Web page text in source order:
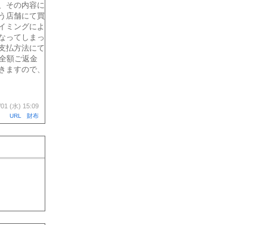
その内容に
店舗にて買
ミングによ
ってしまっ
払方法にて
額ご返金
すので、
(水) 15:09
URL 財布